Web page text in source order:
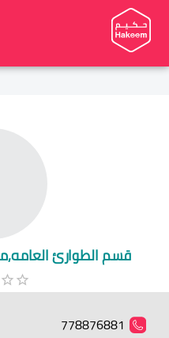
قسم الطوارئ
778876881